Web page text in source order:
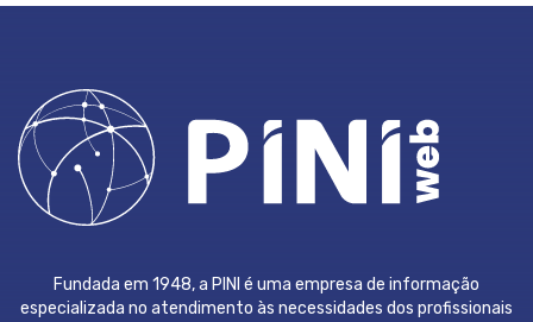
Fundada em 1948, a PINI é uma empresa de informação
especializada no atendimento às necessidades dos profissionais